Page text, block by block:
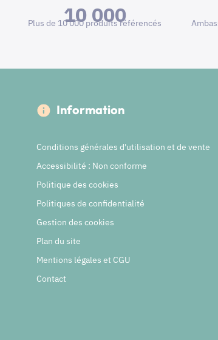
10 000
Plus de 10 000 produits référencés
Information
Conditions générales d'utilisation et de vente
Accessibilité : Non conforme
Politique des cookies
Politiques de confidentialité
Gestion des cookies
Plan du site
Mentions légales et CGU
Contact